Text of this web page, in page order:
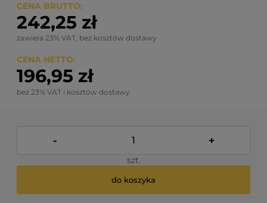
CENA BRUTTO:
242,25 zł
zawiera 23% VAT, bez kosztów dostawy
CENA NETTO:
196,95 zł
bez 23% VAT i kosztów dostawy
- +
szt.
do koszyka